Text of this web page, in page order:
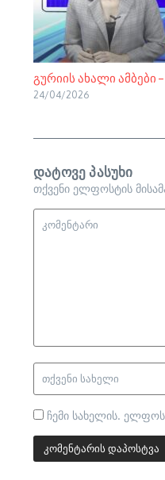
გურიის ახალი ამბები –
24/04/2026
დატოვე პასუხი
თქვენი ელფოსტის
ჩემი სახელის.